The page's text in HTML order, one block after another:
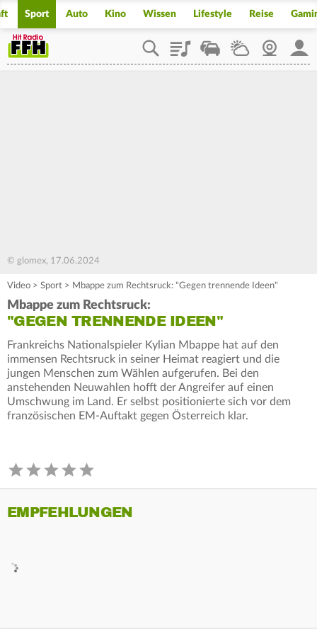
Sport Auto Kino Wissen Lifestyle Reise
PlaylistStaupilotWetterWebcam
© glomex, 17.06.2024
Video > Sport > Mbappe zum Rechtsruck: "Gegen trennende Ideen"
Mbappe zum Rechtsruck:
"GEGEN TRENNENDE IDEEN"
Frankreichs Nationalspieler Kylian Mbappe hat auf den
immensen Rechtsruck in seiner Heimat reagiert und die
jungen Menschen zum Wählen aufgerufen. Bei den
anstehenden Neuwahlen hofft der Angreifer auf einen
Umschwung im Land. Er selbst positionierte sich vor dem
französischen EM-Auftakt gegen Österreich klar.
EMPFEHLUNGEN